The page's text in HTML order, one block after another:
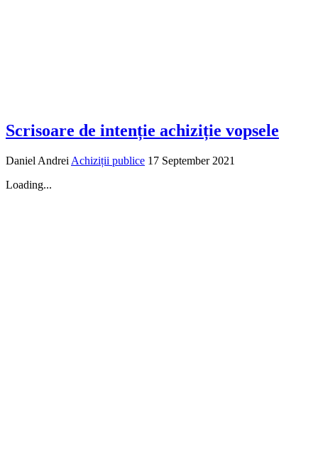
Scrisoare de intenție achiziție vopsele
Daniel Andrei Achiziții publice 17 September 2021
Loading...